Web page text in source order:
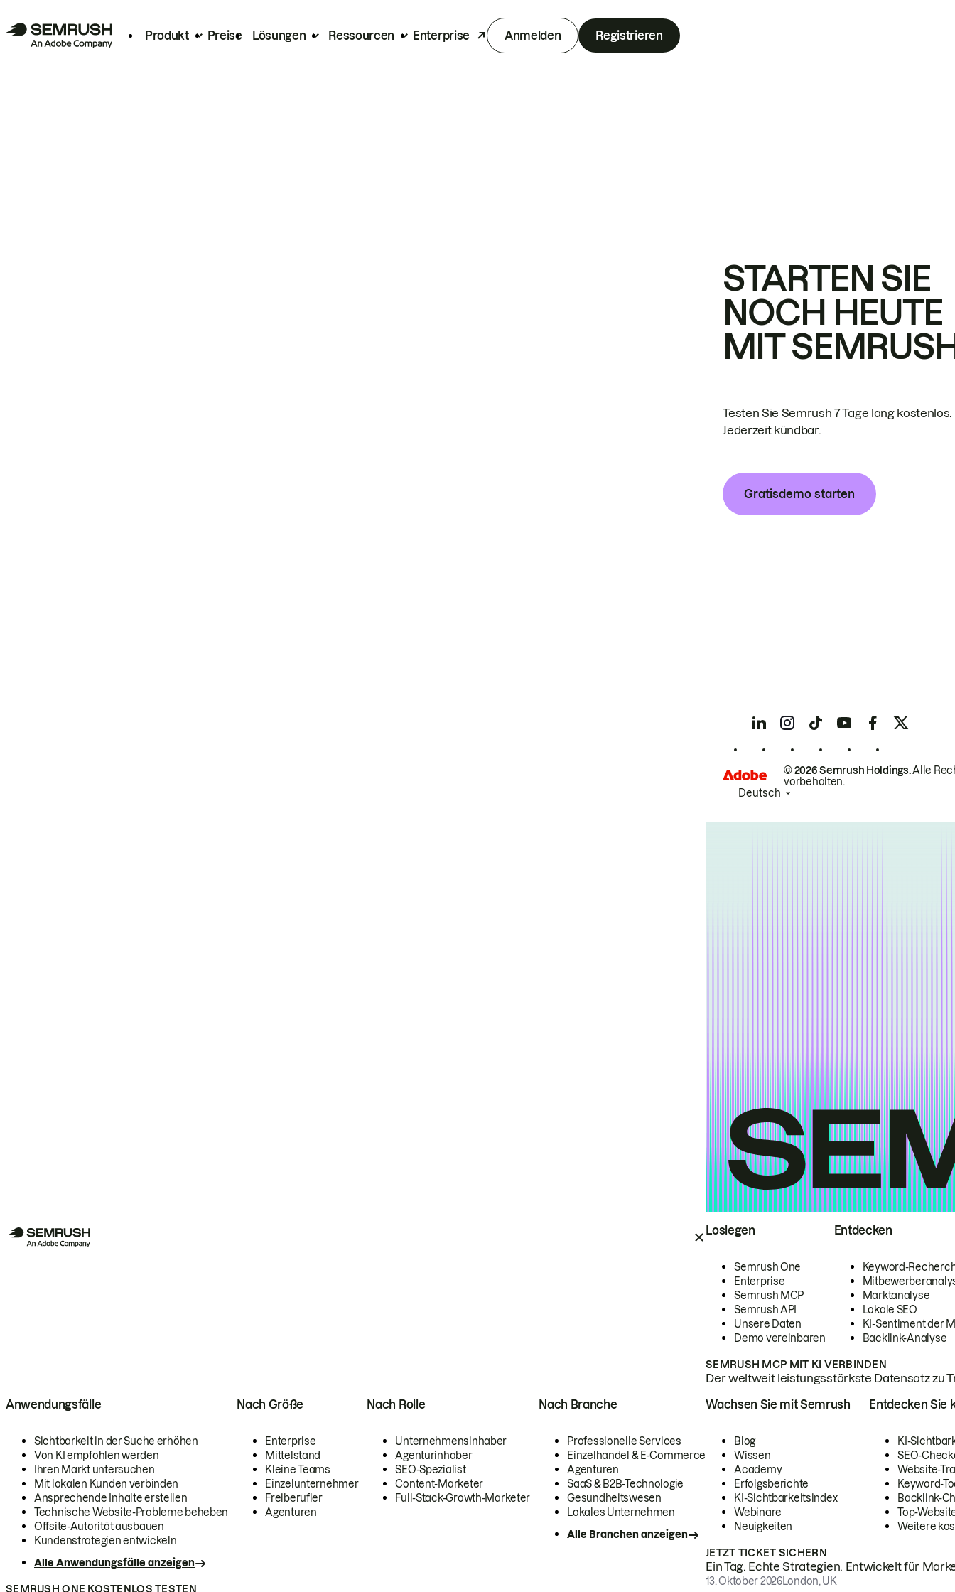
Produkt Preise Lösungen Ressourcen Enterprise Anmelden Registrieren
Loslegen
Semrush One
Enterprise
Semrush MCP
Semrush API
Unsere Daten
Demo vereinbaren
Entdecken
Keyword-
Marktanalyse
Lokale SEO
KI-Sentiment der
Backlink-Analyse
SEMRUSH MCP MIT KI VERBINDEN
Der weltweit leistungsstärkste Datensatz zu
Anwendungsfälle
Sichtbarkeit in der Suche erhöhen
Von KI empfohlen werden
Ihren Markt untersuchen
Mit lokalen Kunden verbinden
Ansprechende Inhalte erstellen
Technische Website-Probleme beheben
Offsite-Autorität ausbauen
Kundenstrategien entwickeln
Alle Anwendungsfälle anzeigen
Nach Größe
Enterprise
Mittelstand
Kleine Teams
Einzelunternehmer
Freiberufler
Agenturen
Nach Rolle
Unternehmensinhaber
Agenturinhaber
SEO-Spezialist
Content-Marketer
Full-Stack-Growth-Marketer
Nach Branche
Professionelle Services
Einzelhandel & E-Commerce
Agenturen
SaaS & B2B-Technologie
Gesundheitswesen
Lokales Unternehmen
Alle Branchen anzeigen
SEMRUSH ONE KOSTENLOS TESTEN
Wachsen Sie mit Semrush
Blog
Wissen
Academy
Erfolgsberichte
KI-Sichtbarkeitsindex
Webinare
Neuigkeiten
Entdecken Sie
KI-
SEO-
Website-
Keyword-
Backlink-
Top-
Weitere
JETZT TICKET SICHERN
Ein Tag. Echte Strategien. Entwickelt für
13. Oktober 2026London, UK
STARTEN SIE
NOCH HEUTE
MIT
Testen Sie Semrush 7 Tage lang kostenlos.
Jederzeit kündbar.
Gratisdemo starten
© 2026 Semrush Holdings.Alle
vorbehalten.
Deutsch